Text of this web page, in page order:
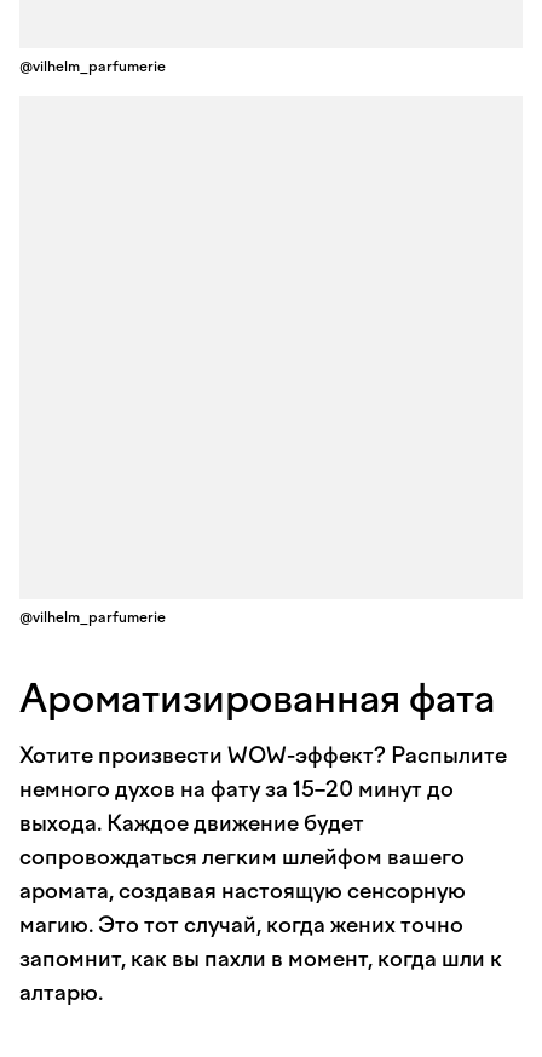
@vilhelm_parfumerie
@vilhelm_parfumerie
Ароматизированная фата
Хотите произвести WOW-эффект? Распылите
немного духов на фату за 15–20 минут до
выхода. Каждое движение будет
сопровождаться легким шлейфом вашего
аромата, создавая настоящую сенсорную
магию. Это тот случай, когда жених точно
запомнит, как вы пахли в момент, когда шли к
алтарю.